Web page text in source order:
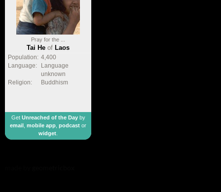
Pray for the ...
Tai He of Laos
Population: 4,400
Language:
Language
unknown
Religion:
Buddhism
Get Unreached of the Dayby
email
mobile app podcast or
widget